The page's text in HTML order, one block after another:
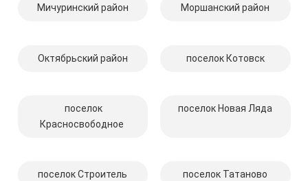
Мичуринский район Моршанский район
Октябрьский район поселок Котовск
поселок
Красносвободное
поселок Новая Ляда
поселок Строитель поселок Татаново